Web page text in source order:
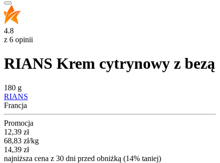
4.8
z 6 opinii
RIANS Krem cytrynowy z bezą
180 g
RIANS
Francja
Promocja
Cena promocyjna
12,39 zł
68,83 zł/kg
14,39 zł
najniższa cena z 30 dni przed obniżką (14% taniej)